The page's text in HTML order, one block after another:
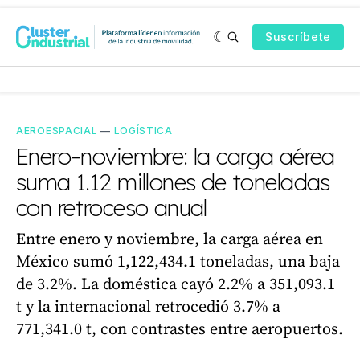
Suscríbete
AEROESPACIAL — LOGÍSTICA
Enero–noviembre: la carga aérea
suma 1.12 millones de toneladas
con retroceso anual
Entre enero y noviembre, la carga aérea en
México sumó 1,122,434.1 toneladas, una baja
de 3.2%. La doméstica cayó 2.2% a 351,093.1
t y la internacional retrocedió 3.7% a
771,341.0 t, con contrastes entre aeropuertos.